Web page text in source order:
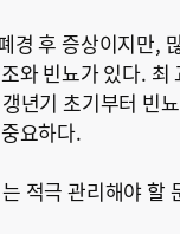
경 후 증상이지만,
와 빈뇨가 있다.
년기 초기부터 빈
요하다.
적극 관리해야 할